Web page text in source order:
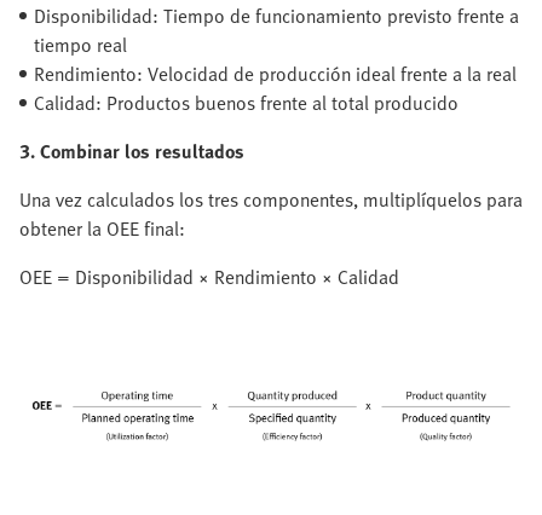
Disponibilidad: Tiempo de funcionamiento previsto frente a
tiempo real
Rendimiento: Velocidad de producción ideal frente a la real
Calidad: Productos buenos frente al total producido
3. Combinar los resultados
Una vez calculados los tres componentes, multiplíquelos para
obtener la OEE final:
OEE = Disponibilidad × Rendimiento × Calidad